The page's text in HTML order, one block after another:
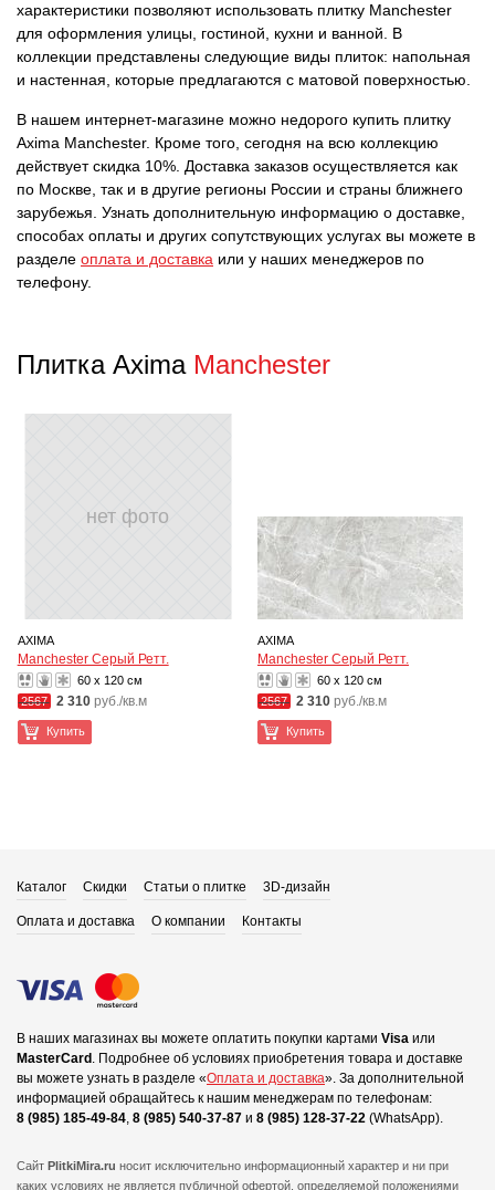
характеристики позволяют использовать плитку Manchester
для оформления улицы, гостиной, кухни и ванной. В
коллекции представлены следующие виды плиток: напольная
и настенная, которые предлагаются с матовой поверхностью.
В нашем интернет-магазине можно недорого купить плитку
Axima Manchester. Кроме того, сегодня на всю коллекцию
действует скидка 10%. Доставка заказов осуществляется как
по Москве, так и в другие регионы России и страны ближнего
зарубежья. Узнать дополнительную информацию о доставке,
способах оплаты и других сопутствующих услугах вы можете в
разделе оплата и доставка или у наших менеджеров по
телефону.
Плитка Axima Manchester
нет фото
AXIMA
Manchester Серый Ретт.
60 x 120 см
2567 2 310 руб./кв.м
Купить
AXIMA
Manchester Серый Ретт.
60 x 120 см
2567 2 310 руб./кв.м
Купить
Каталог Скидки Статьи о плитке 3D-дизайн
Оплата и доставка О компании Контакты
В наших магазинах вы можете оплатить покупки картами Visa или
MasterCard . Подробнее об условиях приобретения товара и доставке
вы можете узнать в разделе «Оплата и доставка». За дополнительной
информацией обращайтесь к нашим менеджерам по телефонам:
8 (985) 185-49-84, 8 (985) 540-37-87 и 8 (985) 128-37-22 (WhatsApp).
Сайт PlitkiMira.ru носит исключительно информационный характер и ни при
каких условиях не является публичной офертой, определяемой положениями